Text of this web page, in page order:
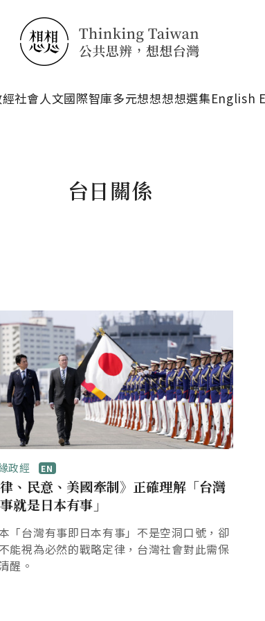
社會人文國際智庫多元想想想想選集English
台日關係
政經 EN
、民意、美國牽制》正確理解「台灣
就是日本有事」
「台灣有事即日本有事」不是空洞口號，卻
能視為必然的戰略定律，台灣社會對此需保
醒。